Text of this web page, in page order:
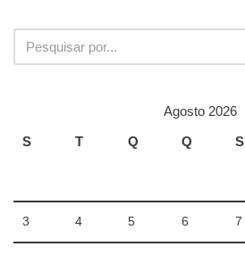
Agosto 2026
S
T Q Q S
3 4 5 6 7